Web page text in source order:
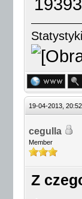
Statystyki
19-04-2013, 20:52
cegulla
Member
Z